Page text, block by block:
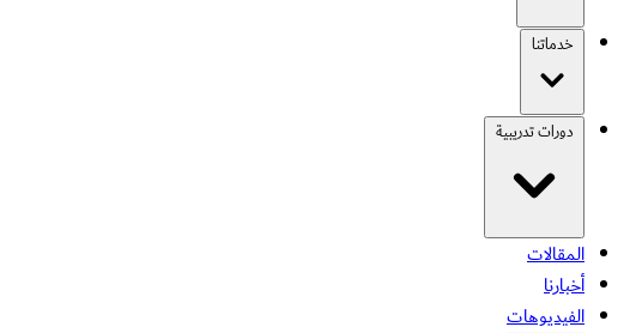
خدماتنا
دورات تدريبية
المقالات
أخبارنا
الفيديوهات